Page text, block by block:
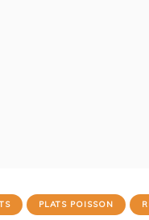
PLATS POISSON